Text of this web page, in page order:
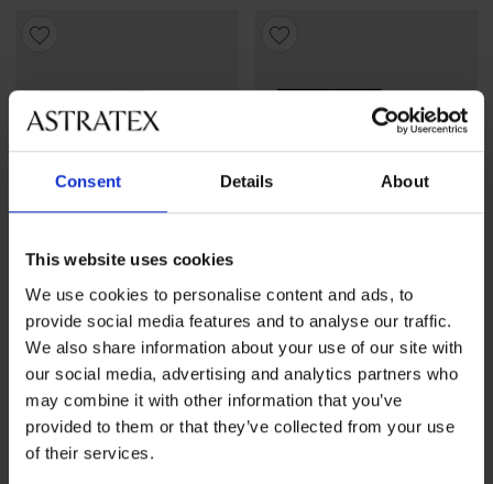
Consent Details About
This website uses cookies
We use cookies to personalise content and ads, to
provide social media features and to analyse our traffic.
We also share information about your use of our site with
our social media, advertising and analytics partners who
may combine it with other information that you’ve
provided to them or that they’ve collected from your use
of their services.
-25 % ALL25
5
3 PACK bokserek w puszce
157,99 zł
118,49 zł kodALL25
-25 % ALL25
5PACK slipów w tubie
166,99 zł